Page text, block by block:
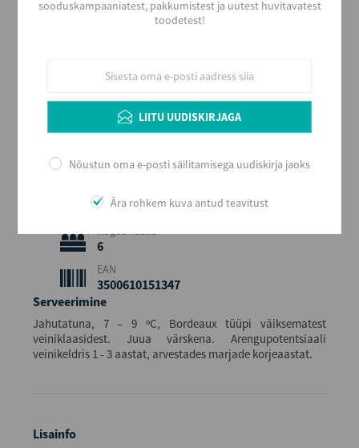
2023
Stiil
Maitse
Kuiv
13
Maht (L)
0,75
Kogus kastis
6
EAN
3500610151347
Serveerimine
Jahutatuna, 7 – 9 ºC, Bordeaux tüüpi väiksematest
veiniklaasidest. Juua värskena. Arengupotentsiaali
veinikeldris 1 - 3 aastat, arvestades marjade korjeaastat.
Lisainfo
sooduskampaaniatest, pakkumistest ja uutest huvitavatest
toodetest!
LIITU UUDISKIRJAGA
Nõustun oma e-posti säilitamisega uudiskirja jaoks
Ära rohkem kuva antud teavitust